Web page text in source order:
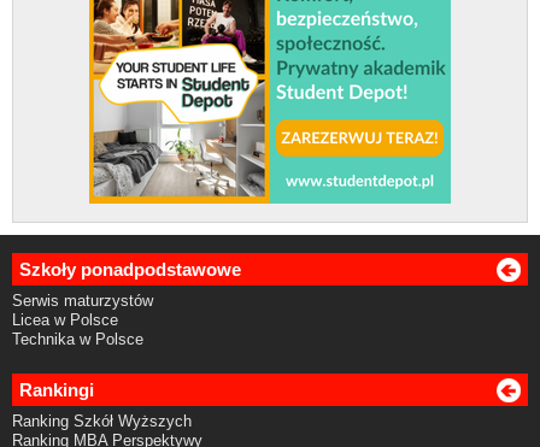
Szkoły ponadpodstawowe
Serwis maturzystów
Licea w Polsce
Technika w Polsce
Rankingi
Ranking Szkół Wyższych
Ranking MBA Perspektywy